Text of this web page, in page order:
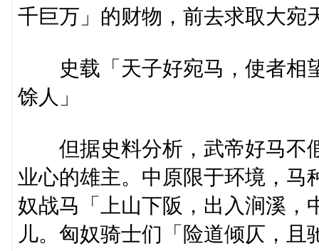
千巨万」的财物，前去求取大宛
史载「天子好宛马，使者相
馀人」
但据史料分析，武帝好马不
业心的雄主。中原限于环境，马
奴战马「上山下阪，出入涧溪，
儿。匈奴骑士们「险道倾仄，